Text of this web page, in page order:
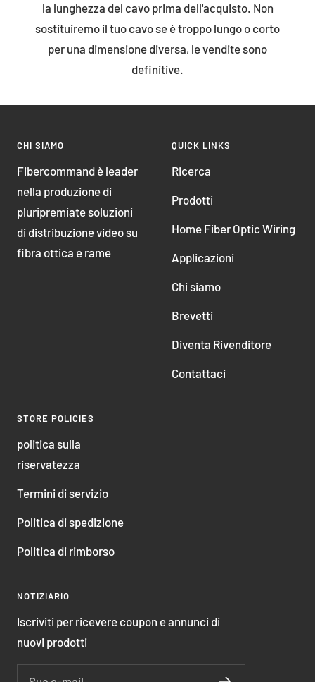
la lunghezza del cavo prima dell'acquisto. Non
sostituiremo il tuo cavo se è troppo lungo o corto
per una dimensione diversa, le vendite sono
definitive.
CHI SIAMO
Fibercommand è leader
nella produzione di
pluripremiate soluzioni
di distribuzione video su
fibra ottica e rame
QUICK LINKS
Ricerca
Prodotti
Home Fiber Optic Wiring
Applicazioni
Chi siamo
Brevetti
Diventa Rivenditore
Contattaci
STORE POLICIES
politica sulla
riservatezza
Termini di servizio
Politica di spedizione
Politica di rimborso
NOTIZIARIO
Iscriviti per ricevere coupon e annunci di
nuovi prodotti